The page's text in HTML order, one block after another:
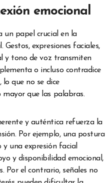
emocional
un papel crucial en la
expresiones faciales,
y tono de voz transmiten
o incluso contradice
lo que no se dice
que las palabras.
y auténtica refuerza la
Por ejemplo, una postura
una expresión facial
y disponibilidad emocional,
Por el contrario, señales no